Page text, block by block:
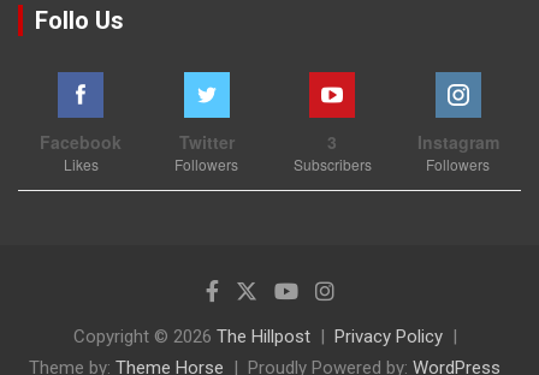
Follo Us
Facebook
Likes
Twitter
Followers
3
Subscribers
Instagram
Followers
Copyright © 2026 The Hillpost
Privacy Policy
Theme by: Theme Horse Proudly Powered by: WordPress